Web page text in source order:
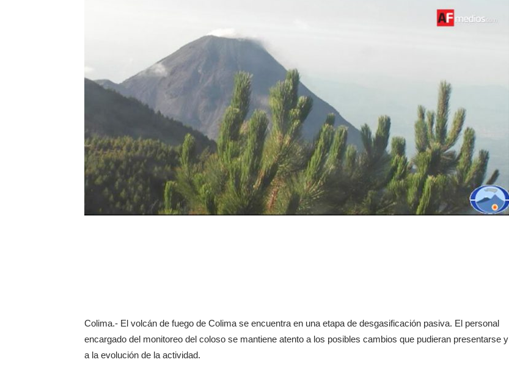
Colima.- El volcán de fuego de Colima se encuentra en una etapa de desgasificación pasiva. El personal
encargado del monitoreo del coloso se mantiene atento a los posibles cambios que pudieran presentarse y
a la evolución de la actividad.